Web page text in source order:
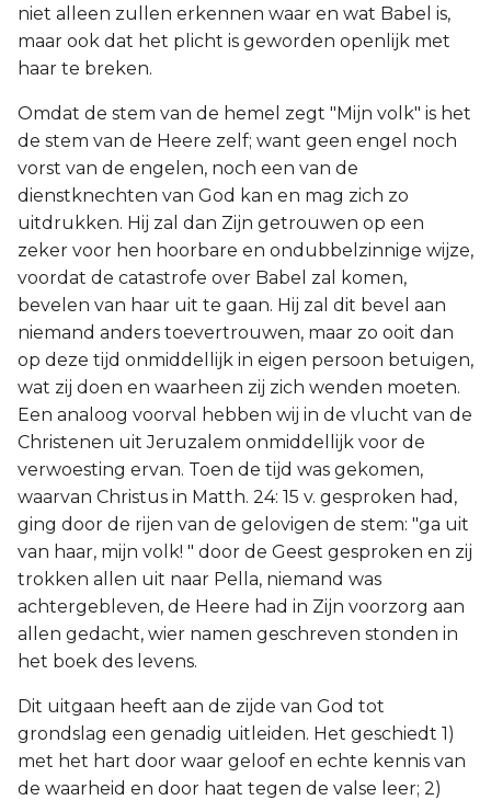
niet alleen zullen erkennen waar en wat Babel is,
maar ook dat het plicht is geworden openlijk met
haar te breken.
Omdat de stem van de hemel zegt "Mijn volk" is het
de stem van de Heere zelf; want geen engel noch
vorst van de engelen, noch een van de
dienstknechten van God kan en mag zich zo
uitdrukken. Hij zal dan Zijn getrouwen op een
zeker voor hen hoorbare en ondubbelzinnige wijze,
voordat de catastrofe over Babel zal komen,
bevelen van haar uit te gaan. Hij zal dit bevel aan
niemand anders toevertrouwen, maar zo ooit dan
op deze tijd onmiddellijk in eigen persoon betuigen,
wat zij doen en waarheen zij zich wenden moeten.
Een analoog voorval hebben wij in de vlucht van de
Christenen uit Jeruzalem onmiddellijk voor de
verwoesting ervan. Toen de tijd was gekomen,
waarvan Christus in Matth. 24: 15 v. gesproken had,
ging door de rijen van de gelovigen de stem: "ga uit
van haar, mijn volk! " door de Geest gesproken en zij
trokken allen uit naar Pella, niemand was
achtergebleven, de Heere had in Zijn voorzorg aan
allen gedacht, wier namen geschreven stonden in
het boek des levens.
Dit uitgaan heeft aan de zijde van God tot
grondslag een genadig uitleiden. Het geschiedt 1)
met het hart door waar geloof en echte kennis van
de waarheid en door haat tegen de valse leer; 2)